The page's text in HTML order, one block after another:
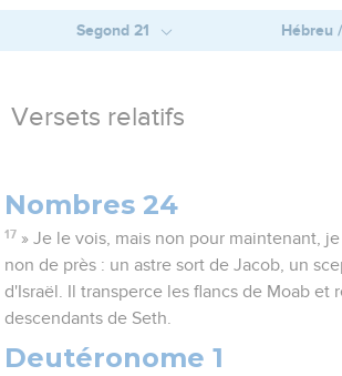
Segond 21 Hébreu
Versets relatifs
Nombres 24
17 » Je le vois, mais non pour maintenant,
non de près : un astre sort de Jacob, un
d'Israël. Il transperce les flancs de Moab et
descendants de Seth.
Deutéronome 1